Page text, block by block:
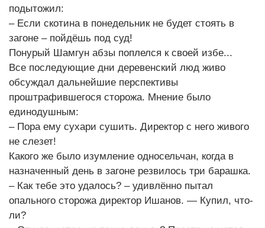
подытожил:
– Если скотина в понедельник не будет стоять в
загоне – пойдёшь под суд!
Понурый Шамгун абзы поплелся к своей избе...
Все последующие дни деревенский люд живо
обсуждал дальнейшие перспективы
проштрафившегося сторожа. Мнение было
единодушным:
– Пора ему сухари сушить. Директор с него живого
не слезет!
Какого же было изумление односельчан, когда в
назначенный день в загоне резвилось три барашка.
– Как тебе это удалось? – удивлённо пытал
опального сторожа директор Ишанов. — Купил, что-
ли?